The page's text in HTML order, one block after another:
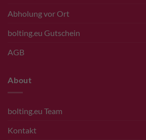
Abholung vor Ort
bolting.eu Gutschein
AGB
About
bolting.eu Team
Kontakt